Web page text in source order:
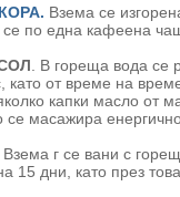
Взема се
по една кафеена
. В гореща вода се
като от време на
капки масло от
се масажира
Взема г се вани с
15 дни, като през